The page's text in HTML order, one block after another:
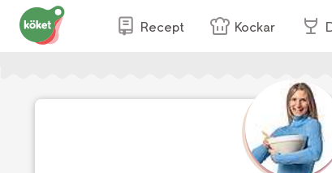
Recept Kockar